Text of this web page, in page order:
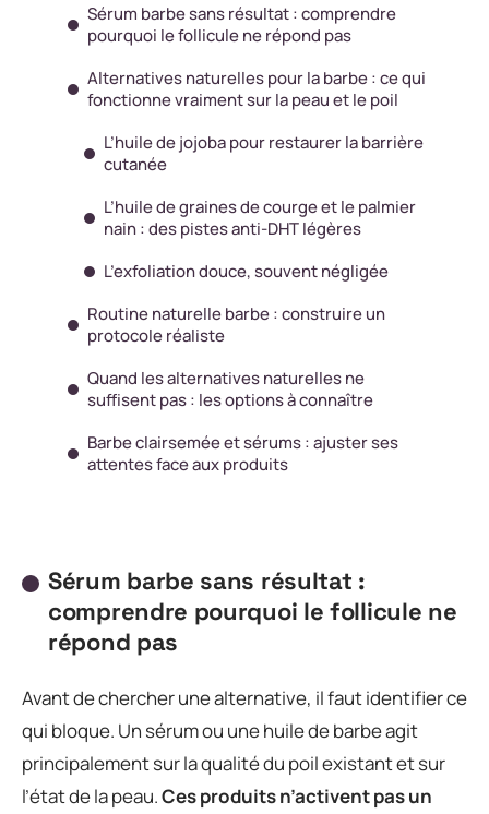
Sérum barbe sans résultat : comprendre
pourquoi le follicule ne répond pas
Alternatives naturelles pour la barbe : ce qui
fonctionne vraiment sur la peau et le poil
L’huile de jojoba pour restaurer la barrière
cutanée
L’huile de graines de courge et le palmier
nain : des pistes anti-DHT légères
L’exfoliation douce, souvent négligée
Routine naturelle barbe : construire un
protocole réaliste
Quand les alternatives naturelles ne
suffisent pas : les options à connaître
Barbe clairsemée et sérums : ajuster ses
attentes face aux produits
Sérum barbe sans résultat :
comprendre pourquoi le follicule ne
répond pas
Avant de chercher une alternative, il faut identifier ce
qui bloque. Un sérum ou une huile de barbe agit
principalement sur la qualité du poil existant et sur
l’état de la peau.Ces produits n’activent pas un